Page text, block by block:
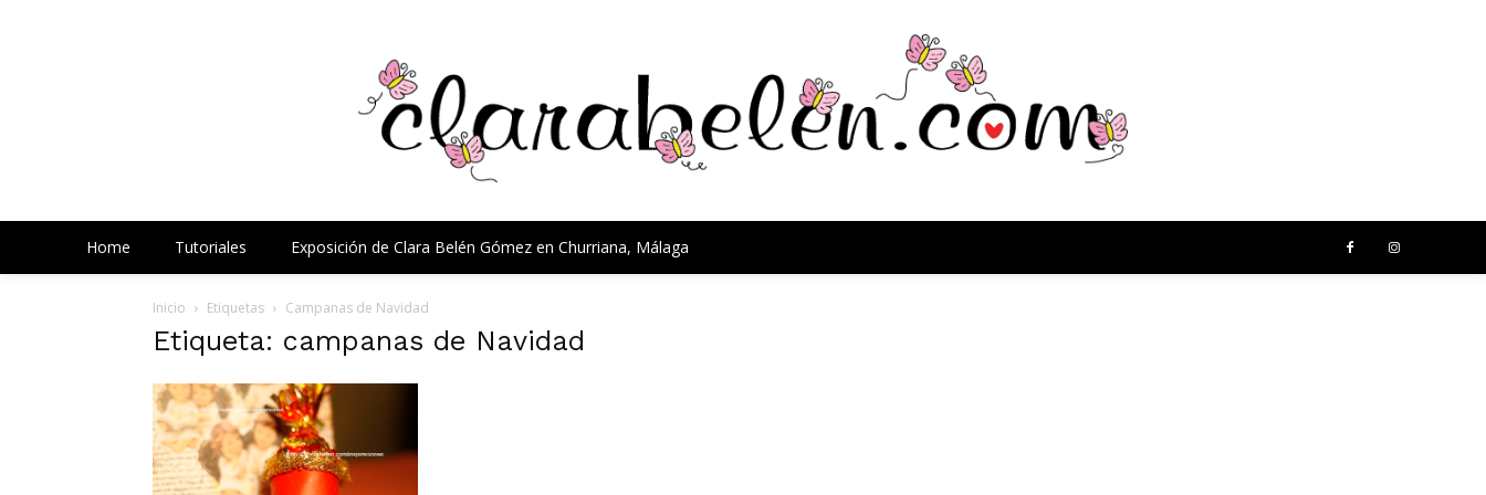
Home Tutoriales Exposición de Clara Belén Gómez en Churriana, Málaga
Inicio Etiquetas Campanas de Navidad
Etiqueta: campanas de Navidad